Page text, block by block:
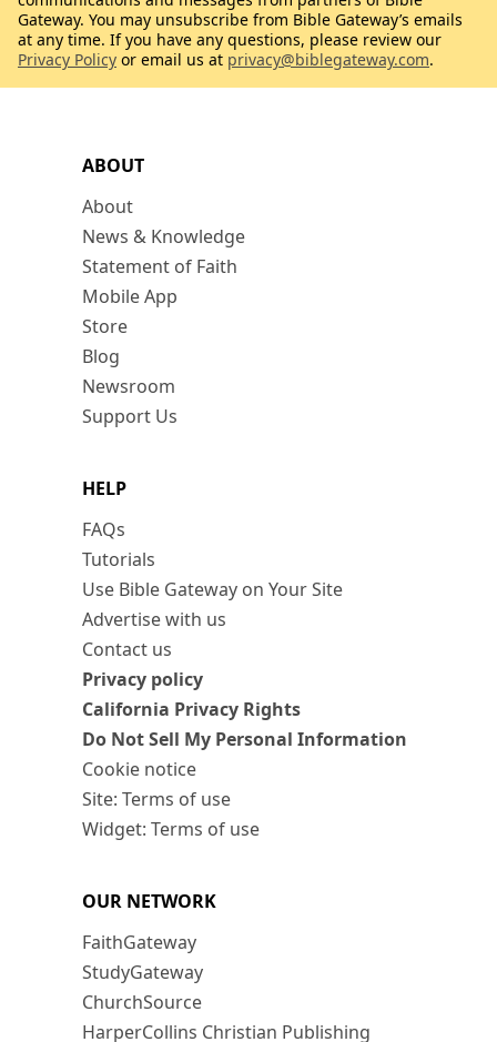
ABOUT
About
News & Knowledge
Statement of Faith
Mobile App
Store
Blog
Newsroom
Support Us
HELP
FAQs
Tutorials
Use Bible Gateway on Your Site
Advertise with us
Contact us
Privacy policy
California Privacy Rights
Do Not Sell My Personal Information
Cookie notice
Site: Terms of use
Widget: Terms of use
OUR NETWORK
FaithGateway
StudyGateway
ChurchSource
HarperCollins Christian Publishing
Gateway. You may unsubscribe from Bible Gateway’s emails
at any time. If you have any questions, please review our
Privacy Policy or email us at privacy@biblegateway.com.